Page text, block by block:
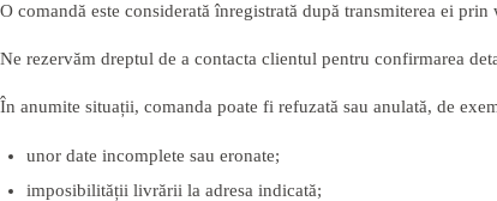
O comandă este considerată înregistrată după transmiterea ei
Ne rezervăm dreptul de a contacta clientul pentru confirmarea
În anumite situații, comanda poate fi refuzată sau anulată, de
unor date incomplete sau eronate;
imposibilității livrării la adresa indicată;